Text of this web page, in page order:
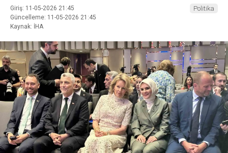
Giriş: 11-05-2026 21:45
Güncelleme: 11-05-2026 21:45
Kaynak: İHA
Politika